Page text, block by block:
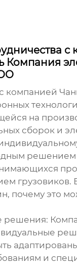
Компания
компанией
на
сборок и
решением
грузовиков.
почему это
решения:
и